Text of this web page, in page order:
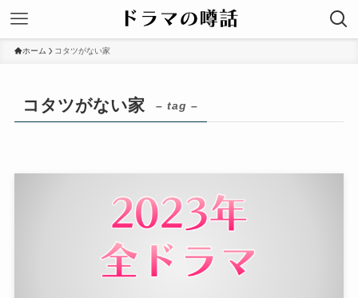
ホーム コタツがない家
コタツがない家 – tag –